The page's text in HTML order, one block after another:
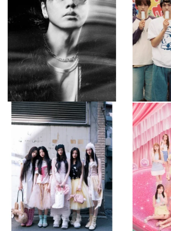
8月 4
510 0
musicjapantv
💡8月特番放送決定！
8月 4
2 0